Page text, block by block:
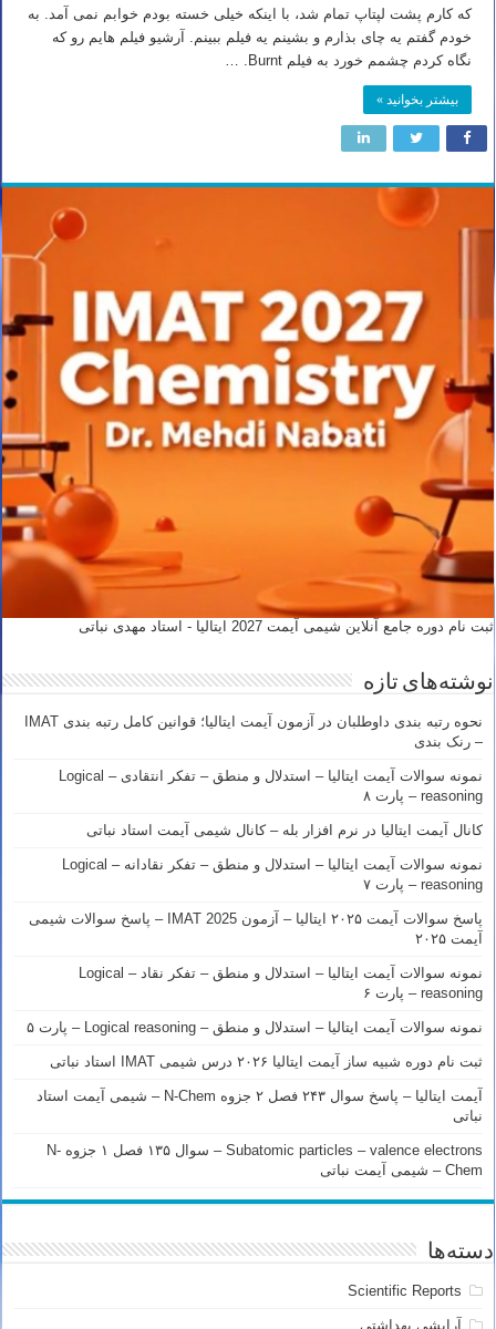
که کارم پشت لپتاپ تمام شد، با اینکه خیلی خسته بودم خوابم نمی آمد. به
خودم گفتم یه چای بذارم و بشینم یه فیلم ببینم. آرشیو فیلم هایم رو که
نگاه کردم چشمم خورد به فیلم Burnt. …
بیشتر بخوانید »
ثبت نام دوره جامع آنلاین شیمی آیمت 2027 ایتالیا - استاد مهدی نباتی
نوشته‌های تازه
نحوه رتبه بندی داوطلبان در آزمون آیمت ایتالیا؛ قوانین کامل رتبه بندی IMAT
– رنک بندی
نمونه سوالات آیمت ایتالیا – استدلال و منطق – تفکر انتقادی – Logical
reasoning – پارت ۸
کانال آیمت ایتالیا در نرم افزار بله – کانال شیمی آیمت استاد نباتی
نمونه سوالات آیمت ایتالیا – استدلال و منطق – تفکر نقادانه – Logical
reasoning – پارت ۷
پاسخ سوالات آیمت ۲۰۲۵ ایتالیا – آزمون IMAT 2025 – پاسخ سوالات شیمی
آیمت ۲۰۲۵
نمونه سوالات آیمت ایتالیا – استدلال و منطق – تفکر نقاد – Logical
reasoning – پارت ۶
نمونه سوالات آیمت ایتالیا – استدلال و منطق – Logical reasoning – پارت ۵
ثبت نام دوره شبیه ساز آیمت ایتالیا ۲۰۲۶ درس شیمی IMAT استاد نباتی
آیمت ایتالیا – پاسخ سوال ۲۴۳ فصل ۲ جزوه N-Chem – شیمی آیمت استاد
نباتی
Subatomic particles – valence electrons – سوال ۱۳۵ فصل ۱ جزوه N-
Chem – شیمی آیمت نباتی
دسته‌ها
Scientific Reports
آرایشی بهداشتی